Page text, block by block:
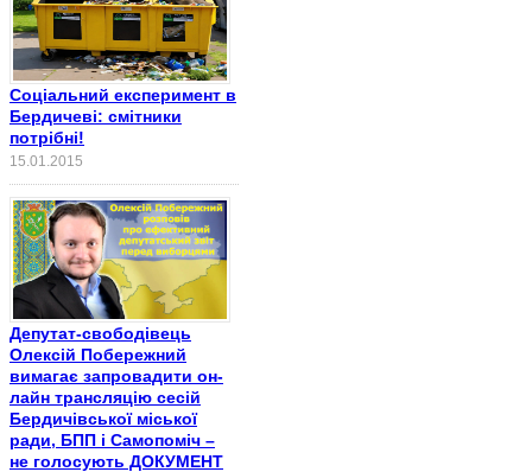
Соціальний експеримент в
Бердичеві: смітники
потрібні!
15.01.2015
Депутат-свободівець
Олексій Побережний
вимагає запровадити он-
лайн трансляцію сесій
Бердичівської міської
ради, БПП і Самопоміч –
не голосують ДОКУМЕНТ